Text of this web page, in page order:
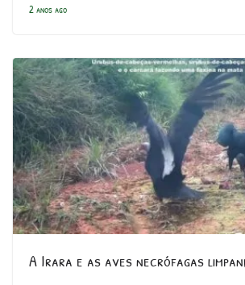
2 anos ago
A Irara e as aves necrófagas